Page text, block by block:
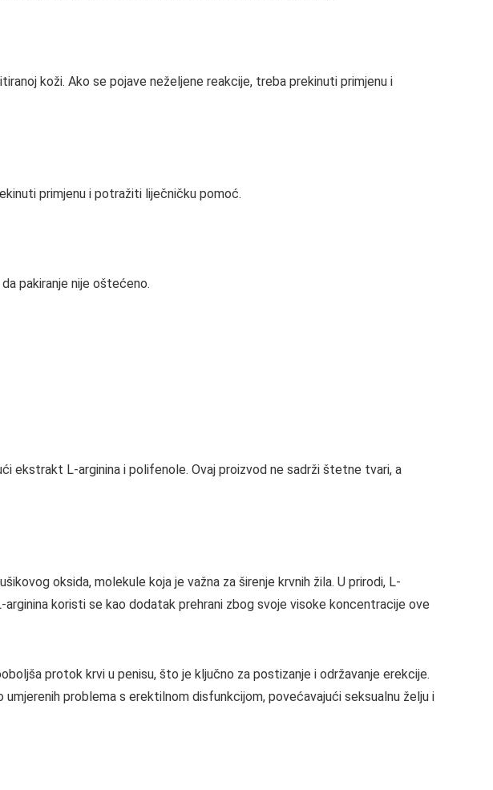
koži. Ako se pojave neželjene reakcije, treba prekinuti primjenu i
primjenu i potražiti liječničku pomoć.
pakiranje nije oštećeno.
ekstrakt L-arginina i polifenole. Ovaj proizvod ne sadrži štetne tvari, a
oksida, molekule koja je važna za širenje krvnih žila. U prirodi, L-
koristi se kao dodatak prehrani zbog svoje visoke koncentracije ove
protok krvi u penisu, što je ključno za postizanje i održavanje erekcije.
problema s erektilnom disfunkcijom, povećavajući seksualnu želju i